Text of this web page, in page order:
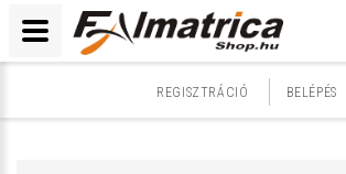
REGISZTRÁCIÓ BELÉPÉS